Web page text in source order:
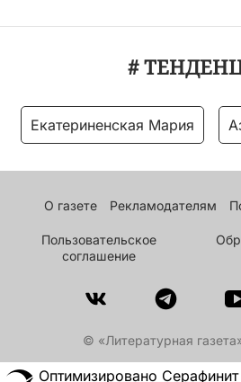
#
Екатериненская Мария
О газете Рекламодателям
Пользовательское
соглашение
© «Литературная
Оптимизировано